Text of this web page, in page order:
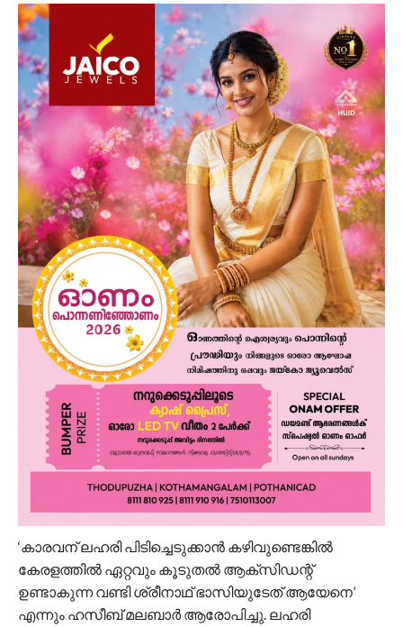
‘കാരവന് ലഹരി പിടിച്ചെടുക്കാന്‍ കഴിവുണ്ടെങ്കില്‍
കേരളത്തില്‍ ഏറ്റവും കൂടുതല്‍ ആക്‌സിഡന്റ്
ഉണ്ടാകുന്ന വണ്ടി ശ്രീനാഥ് ഭാസിയുടേത് ആയേനെ’
എന്നും ഹസീബ് മലബാര്‍ ആരോപിച്ചു. ലഹരി